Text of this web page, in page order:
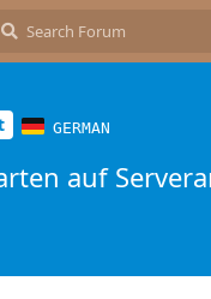
GERMAN
auf